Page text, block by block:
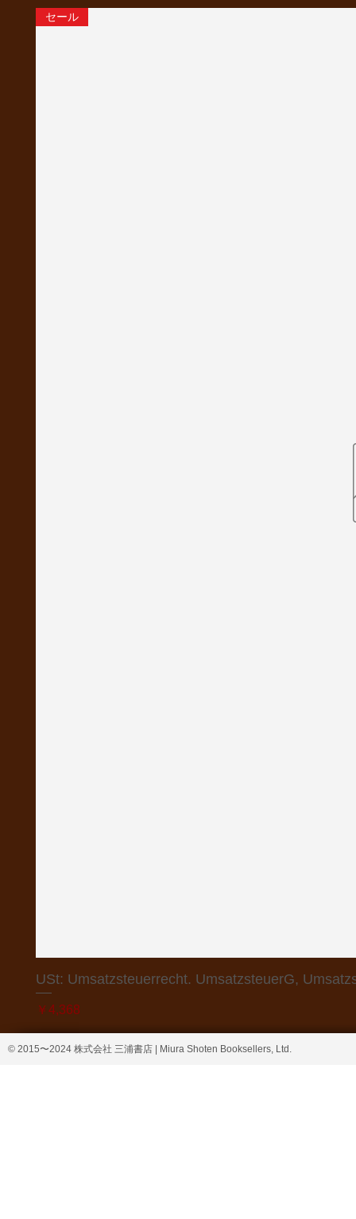
セール
USt: Umsatzsteuerrecht. UmsatzsteuerG,
価格
￥4,368
© 2015〜2024 株式会社 三浦書店 | Miura Shoten Booksellers, Ltd.